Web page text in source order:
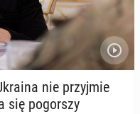
nie przyj­mie
się po­gor­szy